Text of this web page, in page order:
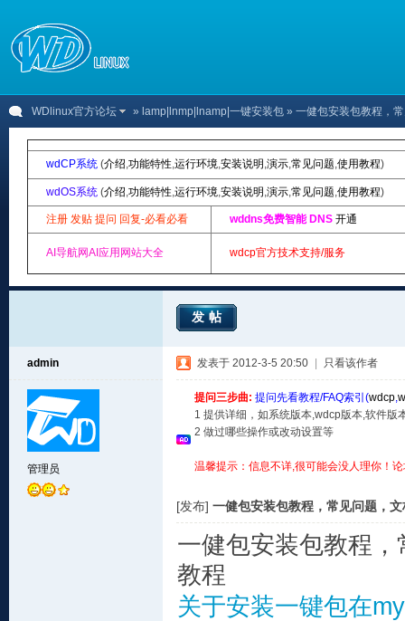
WDlinux官方论坛 » lamp|lnmp|lnamp|一键安装包 » 一健包安装包教程，
wdCP系统 (介绍,功能特性,运行环境,安装说明 ,演示,常见问题,使用教程)
wdOS系统 (介绍,功能特性,运行环境,安装说明 ,演示,常见问题,使用教程)
注册 发贴 提问 回复-必看必看 wddns免费智能 DNS 开通
AI导航网AI应用网站大全 wdcp官方技术支持/服务
发帖
admin
管理员
发表于 2012-3-5 20:50 只看该作者
提问三步曲: 提问先看教程/FAQ索引(wdcp,
1 提供详细，如系统版本,wdcp版本,软件版
2 做过哪些操作或改动设置等
温馨提示：信息不详,很可能会没人理你！
[发布] 一健包安装包教程，常见问题，
一健包安装包教程
教程
关于安装一键包在